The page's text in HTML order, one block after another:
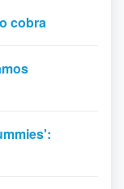
cobra